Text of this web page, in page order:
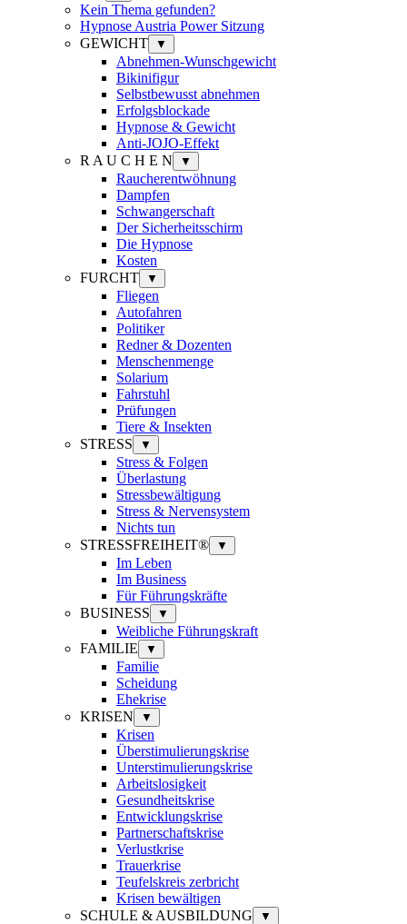
Kein Thema gefunden?
Hypnose Austria Power Sitzung
GEWICHT
▼
Abnehmen-Wunschgewicht
Bikinifigur
Selbstbewusst abnehmen
Erfolgsblockade
Hypnose & Gewicht
Anti-JOJO-Effekt
R A U C H E N
▼
Raucherentwöhnung
Dampfen
Schwangerschaft
Der Sicherheitsschirm
Die Hypnose
Kosten
FURCHT
▼
Fliegen
Autofahren
Politiker
Redner & Dozenten
Menschenmenge
Solarium
Fahrstuhl
Prüfungen
Tiere & Insekten
STRESS
▼
Stress & Folgen
Überlastung
Stressbewältigung
Stress & Nervensystem
Nichts tun
STRESSFREIHEIT®
▼
Im Leben
Im Business
Für Führungskräfte
BUSINESS
▼
Weibliche Führungskraft
FAMILIE
▼
Familie
Scheidung
Ehekrise
KRISEN
▼
Krisen
Überstimulierungskrise
Unterstimulierungskrise
Arbeitslosigkeit
Gesundheitskrise
Entwicklungskrise
Partnerschaftskrise
Verlustkrise
Trauerkrise
Teufelskreis zerbricht
Krisen bewältigen
SCHULE & AUSBILDUNG
▼